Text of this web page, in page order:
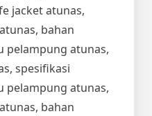
jacket atunas,
bahan
pelampung atunas,
spesifikasi
pelampung atunas,
bahan